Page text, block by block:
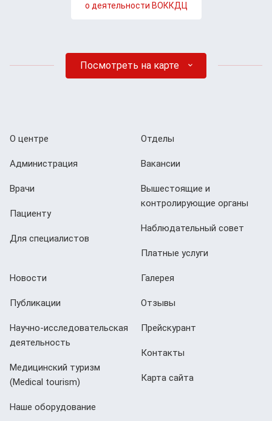
о деятельности ВОККДЦ
Посмотреть на карте
О центре
Администрация
Врачи
Пациенту
Для специалистов
Отделы
Вакансии
Вышестоящие и
контролирующие органы
Наблюдательный совет
Платные услуги
Новости
Публикации
Научно-исследовательская
деятельность
Медицинский туризм
(Мedical tourism)
Наше оборудование
Галерея
Отзывы
Прейскурант
Контакты
Карта сайта